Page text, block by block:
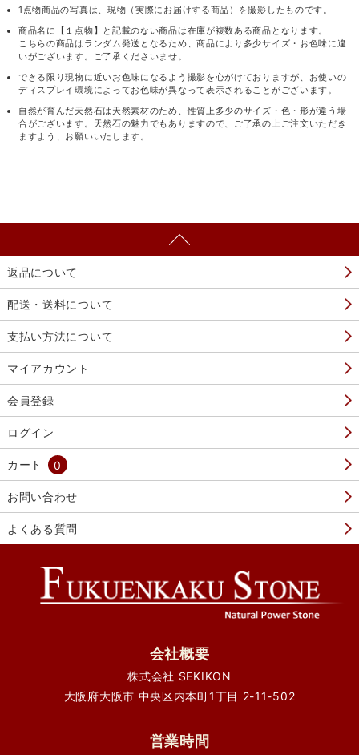
1点物商品の写真は、現物（実際にお届けする商品）を撮影したものです。
商品名に【１点物】と記載のない商品は在庫が複数ある商品となります。
こちらの商品はランダム発送となるため、商品により多少サイズ・お色味に違
いがございます。ご了承くださいませ。
できる限り現物に近いお色味になるよう撮影を心がけておりますが、お使いの
ディスプレイ環境によってお色味が異なって表示されることがございます。
自然が育んだ天然石は天然素材のため、性質上多少のサイズ・色・形が違う場
合がございます。天然石の魅力でもありますので、ご了承の上ご注文いただき
ますよう、お願いいたします。
返品について
配送・送料について
支払い方法について
マイアカウント
会員登録
ログイン
カート 0
お問い合わせ
よくある質問
会社概要
株式会社 SEKIKON
大阪府大阪市 中央区内本町1丁目 2-11-502
営業時間